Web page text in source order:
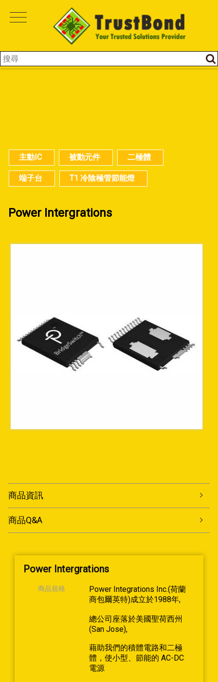
主動IC 被動元件 二極體
端子台 T1 冷陰極管節能燈
Power Intergrations
商品資訊
商品Q&A
Power Intergrations
商品規格
Power Integrations Inc.(荷蘭
商包爾英特)成立於1988年,
總公司座落於美國聖荷西州
(San Jose),
藉助我們的積體電路和二極
體，使小型、節能的 AC-DC
電源